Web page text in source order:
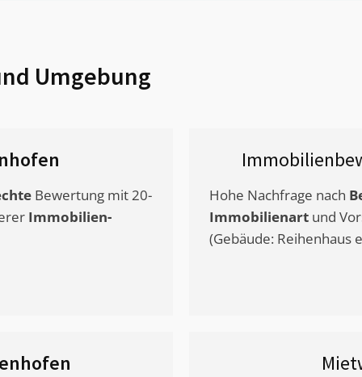
Umgebung
Bewertung mit 20-
Immobilien-
Hohe Nachfrage nach
Immobilienart und
(Gebäude: Reihenhaus